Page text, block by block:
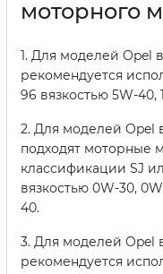
моторного
1. Для моделей Opel
рекомендуется
96 вязкостью 5W-40,
2. Для моделей Opel
подходят моторные
классификации SJ
вязкостью 0W-30,
40.
3. Для моделей Opel
рекомендуется